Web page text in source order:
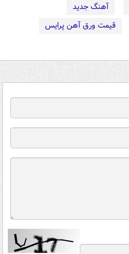
آهنگ جدید
قیمت ورق آهن پرایس